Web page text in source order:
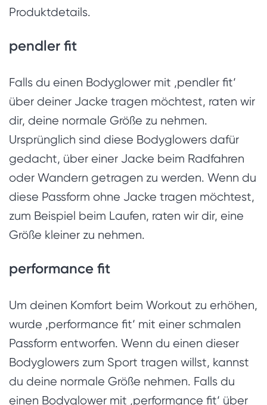
Produktdetails.
pendler fit
Falls du einen Bodyglower mit ‚pendler fit‘
über deiner Jacke tragen möchtest, raten wir
dir, deine normale Größe zu nehmen.
Ursprünglich sind diese Bodyglowers dafür
gedacht, über einer Jacke beim Radfahren
oder Wandern getragen zu werden. Wenn du
diese Passform ohne Jacke tragen möchtest,
zum Beispiel beim Laufen, raten wir dir, eine
Größe kleiner zu nehmen.
performance fit
Um deinen Komfort beim Workout zu erhöhen,
wurde ‚performance fit‘ mit einer schmalen
Passform entworfen. Wenn du einen dieser
Bodyglowers zum Sport tragen willst, kannst
du deine normale Größe nehmen. Falls du
einen Bodyglower mit ‚performance fit‘ über